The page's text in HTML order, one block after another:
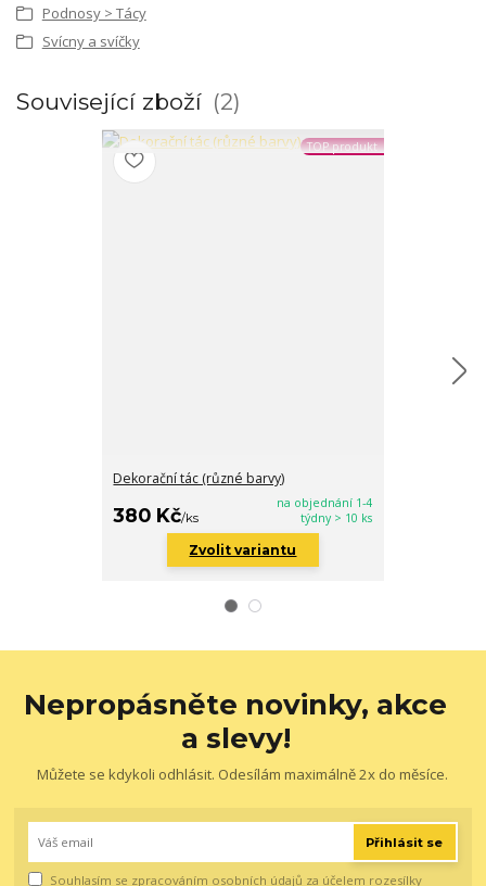
Podnosy > Tácy
Svícny a svíčky
Související zboží 2
TOP produkt
Dekorační tác (různé barvy)
380 Kč/ks
na objednání 1-4
týdny > 10 ks
Zvolit variantu
Nepropásněte novinky, akce
a slevy!
Můžete se kdykoli odhlásit. Odesílám maximálně 2x do měsíce.
Přihlásit se
Souhlasím se zpracováním osobních údajů za účelem rozesílky